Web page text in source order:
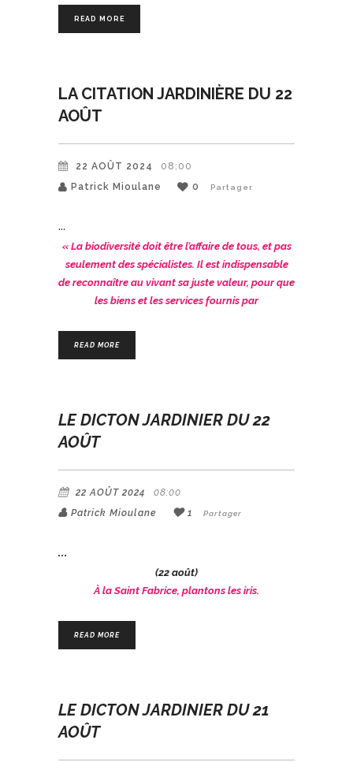
READ MORE
LA CITATION JARDINIÈRE DU 22
AOÛT
22 AOÛT 2024
08:00
Patrick Mioulane
0 Partager
« La biodiversité doit être l’affaire de tous, et pas
seulement des spécialistes. Il est indispensable
de reconnaître au vivant sa juste valeur, pour que
les biens et les services fournis par
READ MORE
LE DICTON JARDINIER DU 22
AOÛT
22 AOÛT 2024
08:00
Patrick Mioulane
1 Partager
(22 août)
À la Saint Fabrice, plantons les iris.
READ MORE
LE DICTON JARDINIER DU 21
AOÛT